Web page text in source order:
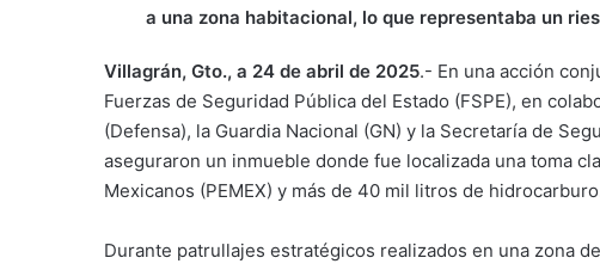
a una zona habitacional, lo que representaba un
Villagrán, Gto., a 24 de abril de 2025.- En una acción
Fuerzas de Seguridad Pública del Estado (FSPE), en
(Defensa), la Guardia Nacional (GN) y la Secretaría de
aseguraron un inmueble donde fue localizada una toma
Mexicanos (PEMEX) y más de 40 mil litros de
Durante patrullajes estratégicos realizados en una zona